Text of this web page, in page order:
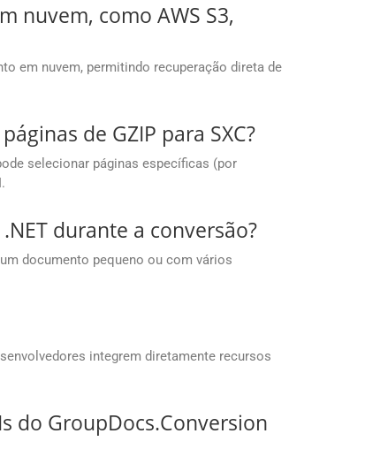
nuvem, como AWS S3,
em nuvem, permitindo recuperação direta de
de GZIP para SXC?
selecionar páginas específicas (por
durante a conversão?
documento pequeno ou com vários
integrem diretamente recursos
do GroupDocs.Conversion